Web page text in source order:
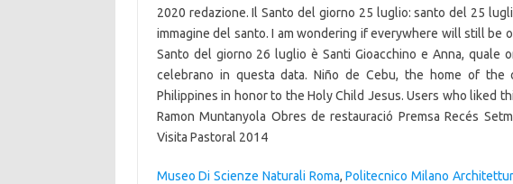
2020 redazione. Il Santo del giorno 25 luglio: santo del 25
immagine del santo. I am wondering if everywhere will still be
Santo del giorno 26 luglio è Santi Gioacchino e Anna, quale
celebrano in questa data. Niño de Cebu, the home of
Philippines in honor to the Holy Child Jesus. Users who liked
Ramon Muntanyola Obres de restauració Premsa Recés
Visita Pastoral 2014
Museo Di Scienze Naturali Roma,Politecnico Milano